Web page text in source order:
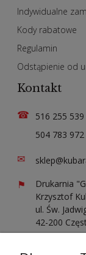
Indywidualne
Kody rabatowe
Regulamin
Odstąpienie od
Kontakt
☎
516 255 539
504 783 972
✉
⚑
Drukarnia
Krzysztof
ul. Św.
42-200